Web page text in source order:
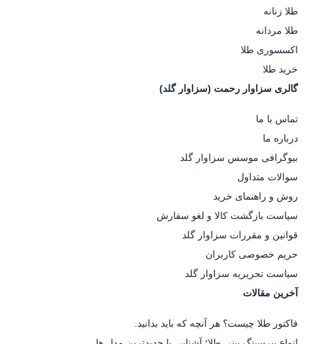
طلا زنانه
طلا مردانه
اکسسوری طلا
خرید طلا
گالری سزاوار رحمت (سزاوار گلد)
تماس با ما
درباره ما
بیوگرافی موسس سزاوار گلد
سوالات متداول
روش و راهنمای خرید
سیاست بازگشت کالا و لغو سفارش
قوانین و مقررات سزاوار گلد
حریم خصوصی کاربران
سیاست تحریریه سزاوار گلد
آخرین مقالات
فاکتور طلا چیست؟ هر آنچه که باید بدانید.